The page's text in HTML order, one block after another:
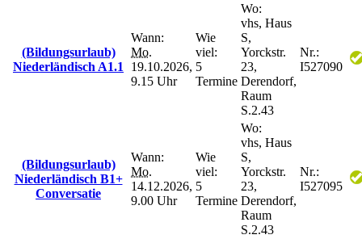
(Bildungsurlaub)
Niederländisch A1.1
Wann:
Mo.
19.10.2026,
9.15 Uhr
Wie
viel:
5
Termine
Wo:
vhs, Haus
S,
Yorckstr.
23,
Derendorf,
Raum
S.2.43
Nr.:
I527090
(Bildungsurlaub)
Niederländisch B1+
Conversatie
Wann:
Mo.
14.12.2026,
9.00 Uhr
Wie
viel:
5
Termine
Wo:
vhs, Haus
S,
Yorckstr.
23,
Derendorf,
Raum
S.2.43
Nr.:
I527095